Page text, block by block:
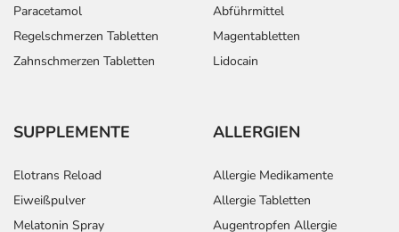
Eine vom Arzt verordnete Dosierung kann von den
Angaben der Packungsbeilage abweichen. Da der Arzt sie
individuell abstimmt, sollten Sie das Arzneimittel daher
- vor Hitze geschützt
Paracetamol
Regelschmerzen Tabletten
Zahnschmerzen Tabletten
Abführmittel
Magentabletten
Lidocain
SUPPLEMENTE
Elotrans Reload
Eiweißpulver
Melatonin Spray
ALLERGIEN
Allergie Medikamente
Allergie Tabletten
Augentropfen Allergie